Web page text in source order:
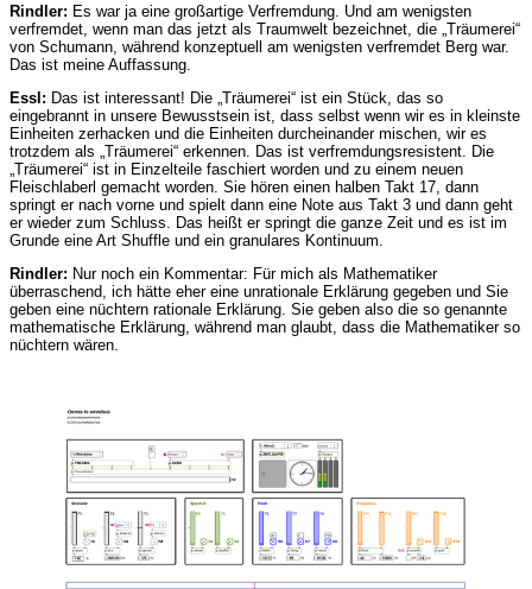
Rindler: Es war ja eine großartige Verfremdung. Und am wenigsten
verfremdet, wenn man das jetzt als Traumwelt bezeichnet, die „Träumerei“
von Schumann, während konzeptuell am wenigsten verfremdet Berg war.
Das ist meine Auffassung.
Essl: Das ist interessant! Die „Träumerei“ ist ein Stück, das so
eingebrannt in unsere Bewusstsein ist, dass selbst wenn wir es in kleinste
Einheiten zerhacken und die Einheiten durcheinander mischen, wir es
trotzdem als „Träumerei“ erkennen. Das ist verfremdungsresistent. Die
„Träumerei“ ist in Einzelteile faschiert worden und zu einem neuen
Fleischlaberl gemacht worden. Sie hören einen halben Takt 17, dann
springt er nach vorne und spielt dann eine Note aus Takt 3 und dann geht
er wieder zum Schluss. Das heißt er springt die ganze Zeit und es ist im
Grunde eine Art Shuffle und ein granulares Kontinuum.
Rindler: Nur noch ein Kommentar: Für mich als Mathematiker
überraschend, ich hätte eher eine unrationale Erklärung gegeben und Sie
geben eine nüchtern rationale Erklärung. Sie geben also die so genannte
mathematische Erklärung, während man glaubt, dass die Mathematiker so
nüchtern wären.